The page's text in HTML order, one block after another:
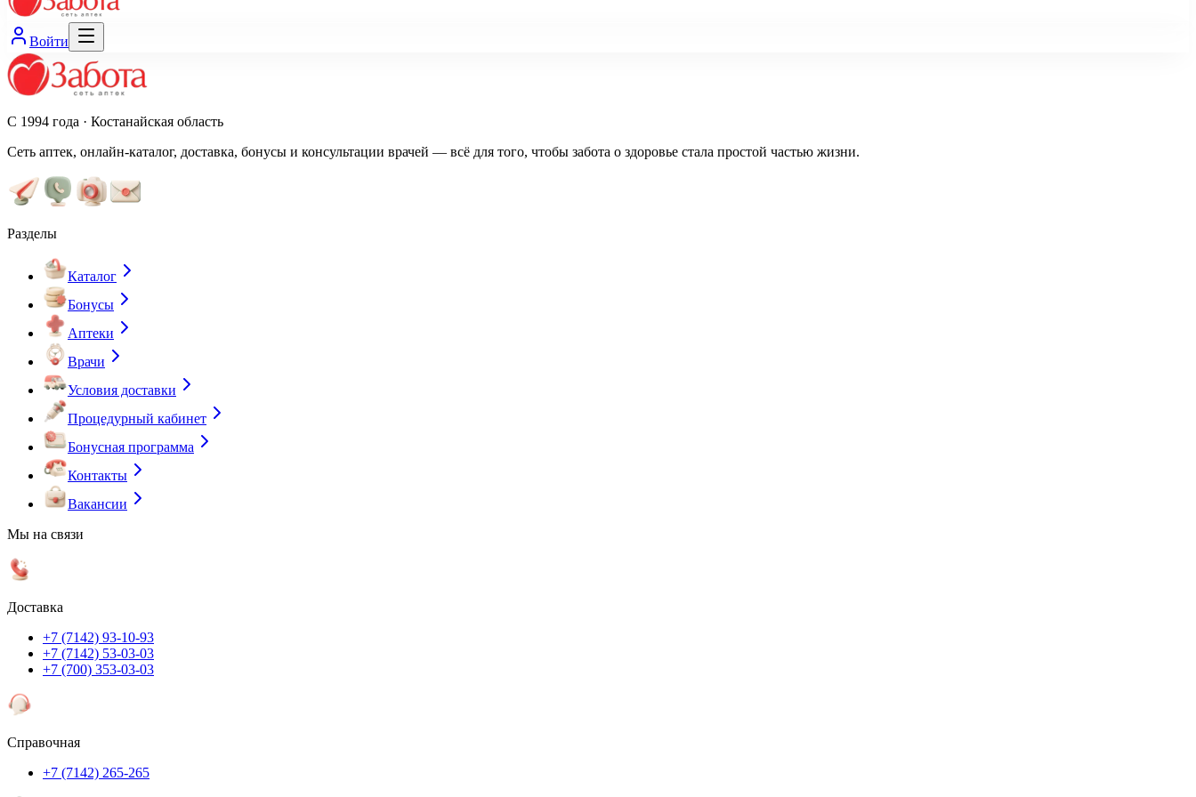
Войти
С 1994 года · Костанайская область
Сеть аптек, онлайн-каталог, доставка, бонусы и консультации врачей — всё для того, чтобы забота о здоровье стала простой частью жизни.
Разделы
Каталог
Бонусы
Аптеки
Врачи
Условия доставки
Процедурный кабинет
Бонусная программа
Контакты
Вакансии
Мы на связи
Доставка
+7 (7142) 93-10-93
+7 (7142) 53-03-03
+7 (700) 353-03-03
Справочная
+7 (7142) 265-265